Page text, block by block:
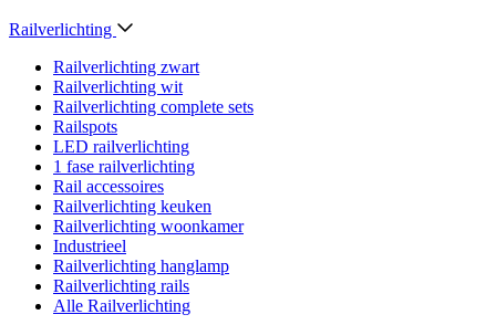
Railverlichting
Railverlichting zwart
Railverlichting wit
Railverlichting complete sets
Railspots
LED railverlichting
1 fase railverlichting
Rail accessoires
Railverlichting keuken
Railverlichting woonkamer
Industrieel
Railverlichting hanglamp
Railverlichting rails
Alle Railverlichting